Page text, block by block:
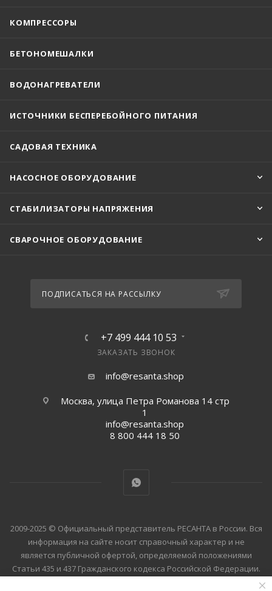
КОМПРЕССОРЫ
БЕТОНОМЕШАЛКИ
ВОДОНАГРЕВАТЕЛИ
ИСТОЧНИКИ БЕСПЕРЕБОЙНОГО ПИТАНИЯ
САДОВАЯ ТЕХНИКА
НАСОСНОЕ ОБОРУДОВАНИЕ
СТАБИЛИЗАТОРЫ НАПРЯЖЕНИЯ
СВАРОЧНОЕ ОБОРУДОВАНИЕ
ПОДПИСАТЬСЯ НА РАССЫЛКУ
+7 499 444 10 53
ЗАКАЗАТЬ ЗВОНОК
info@resanta.shop
Москва, улица Петра Романова 14 стр
1
info@resanta.shop
8 800 444 18 50
2009-2025 © Официальный представитель РЕСАНТА в России. Вся
информация на сайте носит справочный характер и не
является публичной офертой, определяемой положениями
Статьи 435 и 437 Гражданского кодекса Российской Федерации.